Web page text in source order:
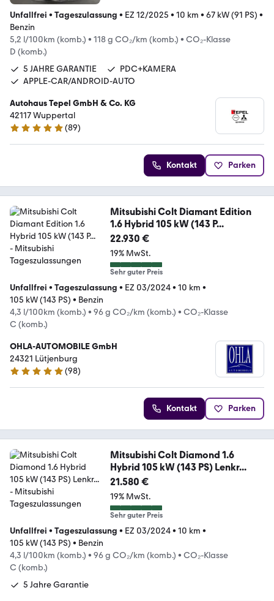
Unfallfrei • Tageszulassung • EZ 12/2025 • 10 km • 67 kW (91 PS) •
Benzin
5,2 l/100km (komb.) • 118 g CO₂/km (komb.) • CO₂-Klasse
D (komb.)
5 JAHRE GARANTIE
PDC+KAMERA
APPLE-CAR/ANDROID-AUTO
Autohaus Tepel GmbH & Co. KG
42117 Wuppertal
4.8 Sterne
(89)
Kontakt Parken
Mitsubishi Colt Diamant Edition
1.6 Hybrid 105 kW (143 P...
22.930 €
19% MwSt.
Sehr guter Preis
Unfallfrei • Tageszulassung • EZ 03/2024• 10 km •
105 kW (143 PS) • Benzin
4,3 l/100km (komb.) • 96 g CO₂/km (komb.) • CO₂-Klasse
C (komb.)
OHLA-AUTOMOBILE GmbH
24321 Lütjenburg
4.9 Sterne
(98)
Kontakt Parken
Mitsubishi Colt Diamond 1.6
Hybrid 105 kW (143 PS) Lenkr...
21.580 €
19% MwSt.
Sehr guter Preis
Unfallfrei • Tageszulassung • EZ 03/2024• 10 km •
105 kW (143 PS) • Benzin
4,3 l/100km (komb.) • 96 g CO₂/km (komb.) • CO₂-Klasse
C (komb.)
5 Jahre Garantie